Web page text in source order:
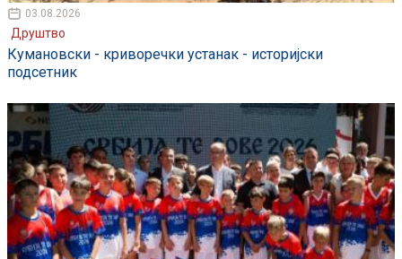
03.08.2026
Друштво
Кумановски - криворечки устанак - историјски
подсетник